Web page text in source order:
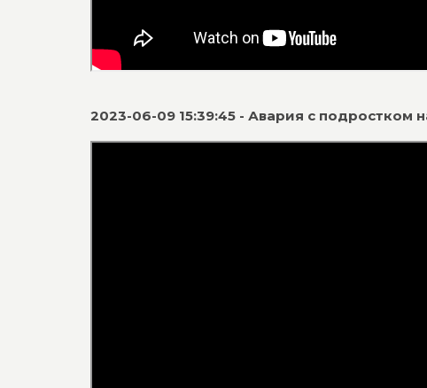
2023-06-09 15:39:45 - Авария с подростком